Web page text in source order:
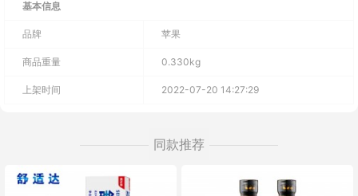
基本信息
品牌 苹果
商品重量 0.330kg
上架时间 2022-07-20 14:27:29
同款推荐